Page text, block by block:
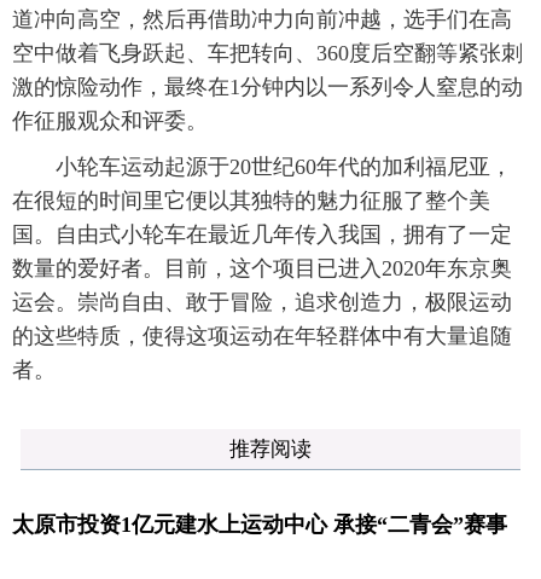
道冲向高空，然后再借助冲力向前冲越，选手们在高
空中做着飞身跃起、车把转向、360度后空翻等紧张刺
激的惊险动作，最终在1分钟内以一系列令人窒息的动
作征服观众和评委。
小轮车运动起源于20世纪60年代的加利福尼亚，
在很短的时间里它便以其独特的魅力征服了整个美
国。自由式小轮车在最近几年传入我国，拥有了一定
数量的爱好者。目前，这个项目已进入2020年东京奥
运会。崇尚自由、敢于冒险，追求创造力，极限运动
的这些特质，使得这项运动在年轻群体中有大量追随
者。
推荐阅读
太原市投资1亿元建水上运动中心 承接“二青会”赛事